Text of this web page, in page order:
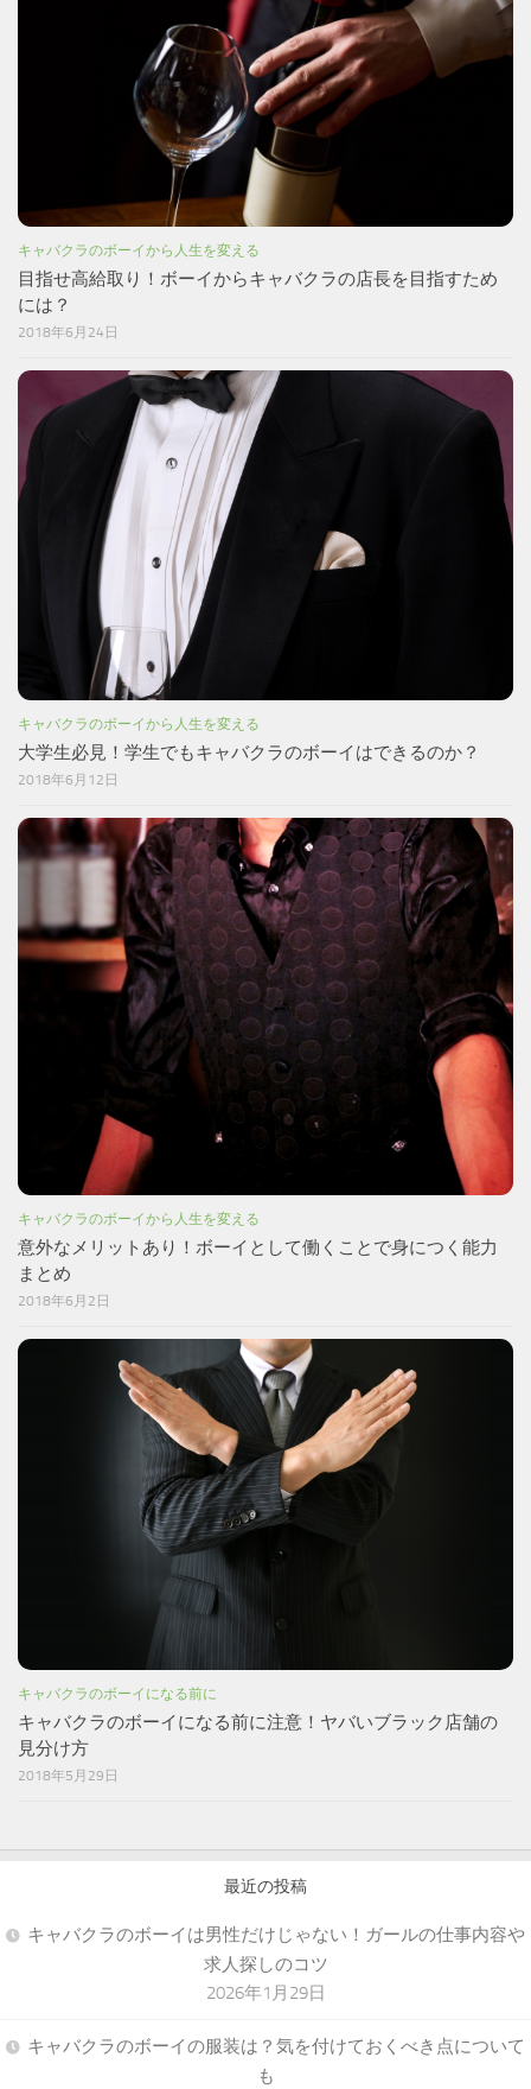
キャバクラのボーイから人生を変える
目指せ高給取り！ボーイからキャバクラの店長を目指すため
には？
2018年6月24日
キャバクラのボーイから人生を変える
大学生必見！学生でもキャバクラのボーイはできるのか？
2018年6月12日
キャバクラのボーイから人生を変える
意外なメリットあり！ボーイとして働くことで身につく能力
まとめ
2018年6月2日
キャバクラのボーイになる前に
キャバクラのボーイになる前に注意！ヤバいブラック店舗の
見分け方
2018年5月29日
最近の投稿
キャバクラのボーイは男性だけじゃない！ガールの仕事内容や
求人探しのコツ
2026年1月29日
キャバクラのボーイの服装は？気を付けておくべき点について
も